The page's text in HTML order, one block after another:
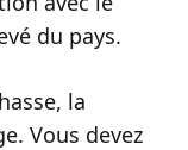
du pays.
la
Vous devez